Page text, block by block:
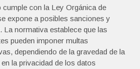
cumple con la Ley Orgánica de
expone a posibles sanciones y
La normativa establece que las
pueden imponer multas
dependiendo de la gravedad de la
la privacidad de los datos